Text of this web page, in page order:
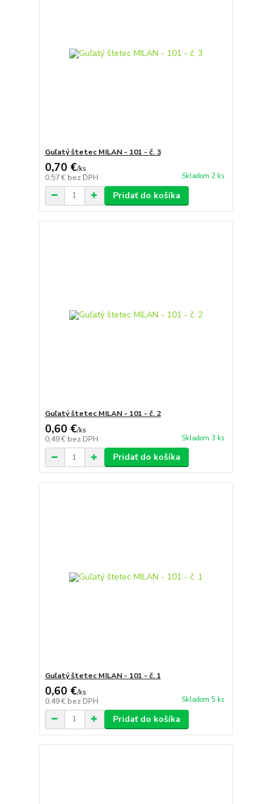
Guľatý štetec MILAN - 101 - č. 3
0,70 €/ks
0,57 € bez DPH Skladom 2 ks
Pridať do košíka
Guľatý štetec MILAN - 101 - č. 2
0,60 €/ks
0,49 € bez DPH Skladom 3 ks
Pridať do košíka
Guľatý štetec MILAN - 101 - č. 1
0,60 €/ks
0,49 € bez DPH Skladom 5 ks
Pridať do košíka